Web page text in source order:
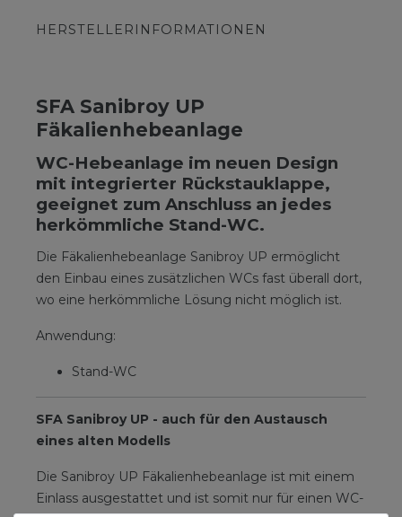
HERSTELLERINFORMATIONEN
SFA Sanibroy UP
Fäkalienhebeanlage
WC-Hebeanlage im neuen Design
mit integrierter Rückstauklappe,
geeignet zum Anschluss an jedes
herkömmliche Stand-WC.
Die Fäkalienhebeanlage Sanibroy UP ermöglicht
den Einbau eines zusätzlichen WCs fast überall dort,
wo eine herkömmliche Lösung nicht möglich ist.
Anwendung:
Stand-WC
SFA Sanibroy UP - auch für den Austausch
eines alten Modells
Die Sanibroy UP Fäkalienhebeanlage ist mit einem
Einlass ausgestattet und ist somit nur für einen WC-